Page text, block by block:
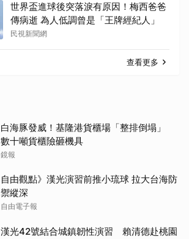
世界盃進球後突落淚有原因！梅西爸爸
傳病逝 為人低調曾是「王牌經紀人」
民視新聞網
查看更多
白海豚發威！基隆港貨櫃場「整排倒塌」
數十噸貨櫃險砸機具
鏡報
自由觀點》漢光演習前推小琉球 拉大台海防
禦縱深
自由電子報
漢光42號結合城鎮韌性演習 賴清德赴桃園